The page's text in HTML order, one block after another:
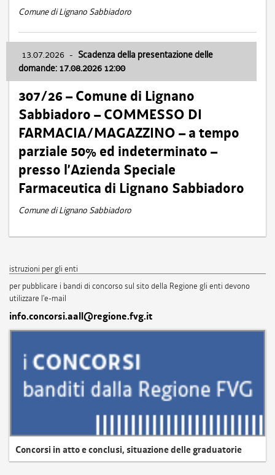
Comune di Lignano Sabbiadoro
13.07.2026 - Scadenza della presentazione delle
domande: 17.08.2026 12:00
307/26 – Comune di Lignano
Sabbiadoro – COMMESSO DI
FARMACIA/MAGAZZINO – a tempo
parziale 50% ed indeterminato –
presso l’Azienda Speciale
Farmaceutica di Lignano Sabbiadoro
Comune di Lignano Sabbiadoro
istruzioni per gli enti
per pubblicare i bandi di concorso sul sito della Regione gli enti devono
utilizzare l'e-mail
info.concorsi.aall@regione.fvg.it
Concorsi in atto e conclusi, situazione delle graduatorie